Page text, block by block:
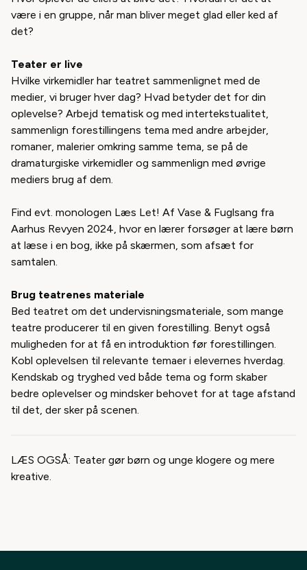
være i en gruppe, når man bliver meget glad eller ked af
det?
Teater er live
Hvilke virkemidler har teatret sammenlignet med de
medier, vi bruger hver dag? Hvad betyder det for din
oplevelse? Arbejd tematisk og med intertekstualitet,
sammenlign forestillingens tema med andre arbejder,
romaner, malerier omkring samme tema, se på de
dramaturgiske virkemidler og sammenlign med øvrige
mediers brug af dem.
Find evt. monologen Læs Let! Af Vase & Fuglsang fra
Aarhus Revyen 2024, hvor en lærer forsøger at lære børn
at læse i en bog, ikke på skærmen, som afsæt for
samtalen.
Brug teatrenes materiale
Bed teatret om det undervisningsmateriale, som mange
teatre producerer til en given forestilling. Benyt også
muligheden for at få en introduktion før forestillingen.
Kobl oplevelsen til relevante temaer i elevernes hverdag.
Kendskab og tryghed ved både tema og form skaber
bedre oplevelser og mindsker behovet for at tage afstand
til det, der sker på scenen.
LÆS OGSÅ: Teater gør børn og unge klogere og mere
kreative.